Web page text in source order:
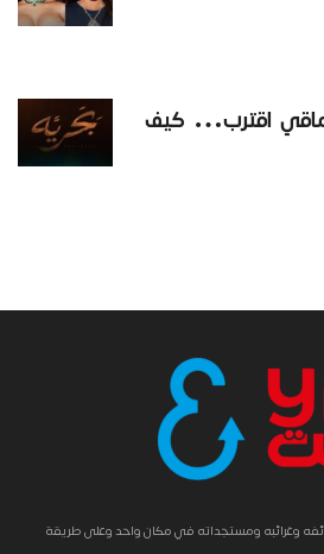
اقترب… كيف
وغرائبه ومستجداته في مكان واحد وعلى طريقة